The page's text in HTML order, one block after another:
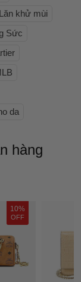
Lăn khử mùi
Sức
da
hàng
10%
OFF